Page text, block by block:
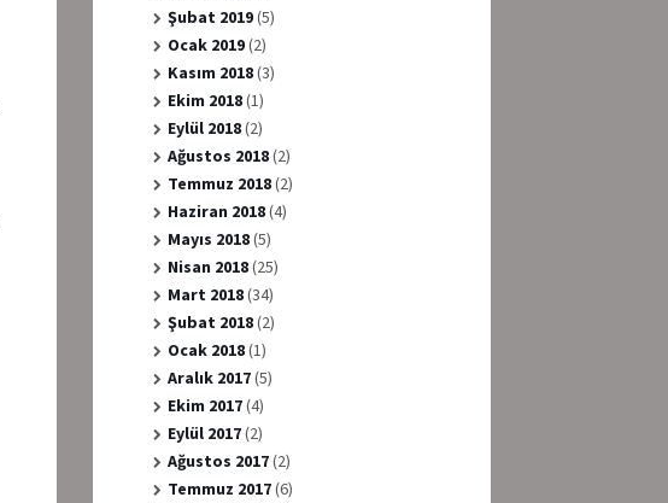
Şubat 2019(5)
Ocak 2019(2)
Kasım 2018(3)
Ekim 2018(1)
Eylül 2018(2)
Ağustos 2018(2)
Temmuz 2018(2)
Haziran 2018(4)
Mayıs 2018(5)
Nisan 2018(25)
Mart 2018(34)
Şubat 2018(2)
Ocak 2018(1)
Aralık 2017(5)
Ekim 2017(4)
Eylül 2017(2)
Ağustos 2017(2)
Temmuz 2017(6)